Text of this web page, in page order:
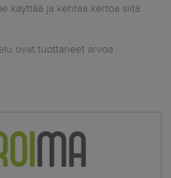
käyttää ja kehtaa kertoa siitä
ovat tuottaneet arvoa